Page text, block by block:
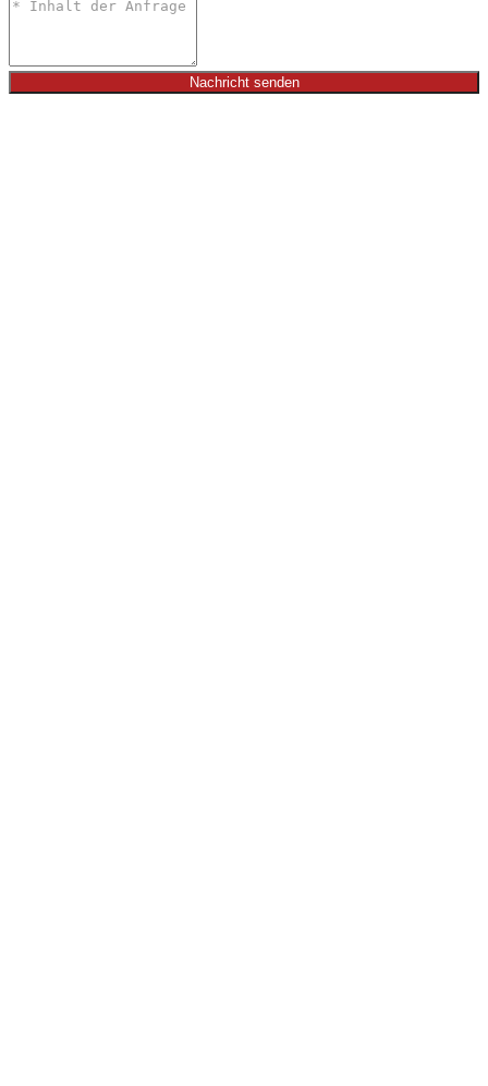
Nachricht senden